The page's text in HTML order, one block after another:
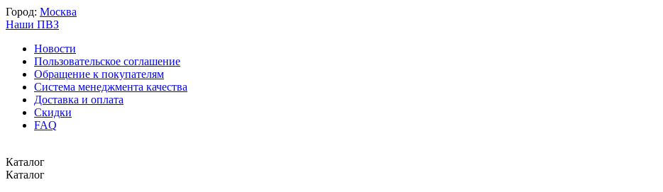
Город: Москва
Наши ПВЗ
Новости
Пользовательское соглашение
Обращение к покупателям
Система менеджмента качества
Доставка и оплата
Скидки
FAQ
Каталог
Каталог